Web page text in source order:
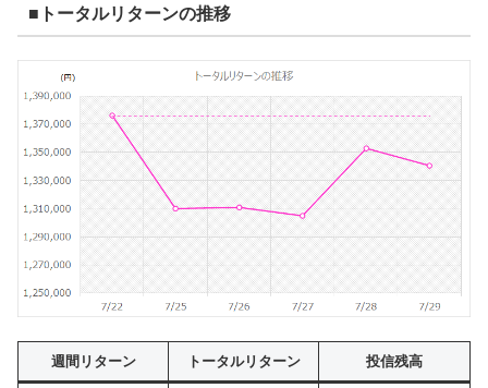
■トータルリターンの推移
週間リターン トータルリターン 投信残高